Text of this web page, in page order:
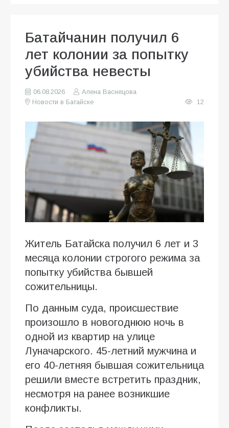
Батайчанин получил 6
лет колонии за попытку
убийства невесты
06.08.2026
Алена Васнецова
Новости в Батайске
12
Житель Батайска получил 6 лет и 3
месяца колонии строгого режима за
попытку убийства бывшей
сожительницы.
По данным суда, происшествие
произошло в новогоднюю ночь в
одной из квартир на улице
Луначарского. 45-летний мужчина и
его 40-летняя бывшая сожительница
решили вместе встретить праздник,
несмотря на ранее возникшие
конфликты.